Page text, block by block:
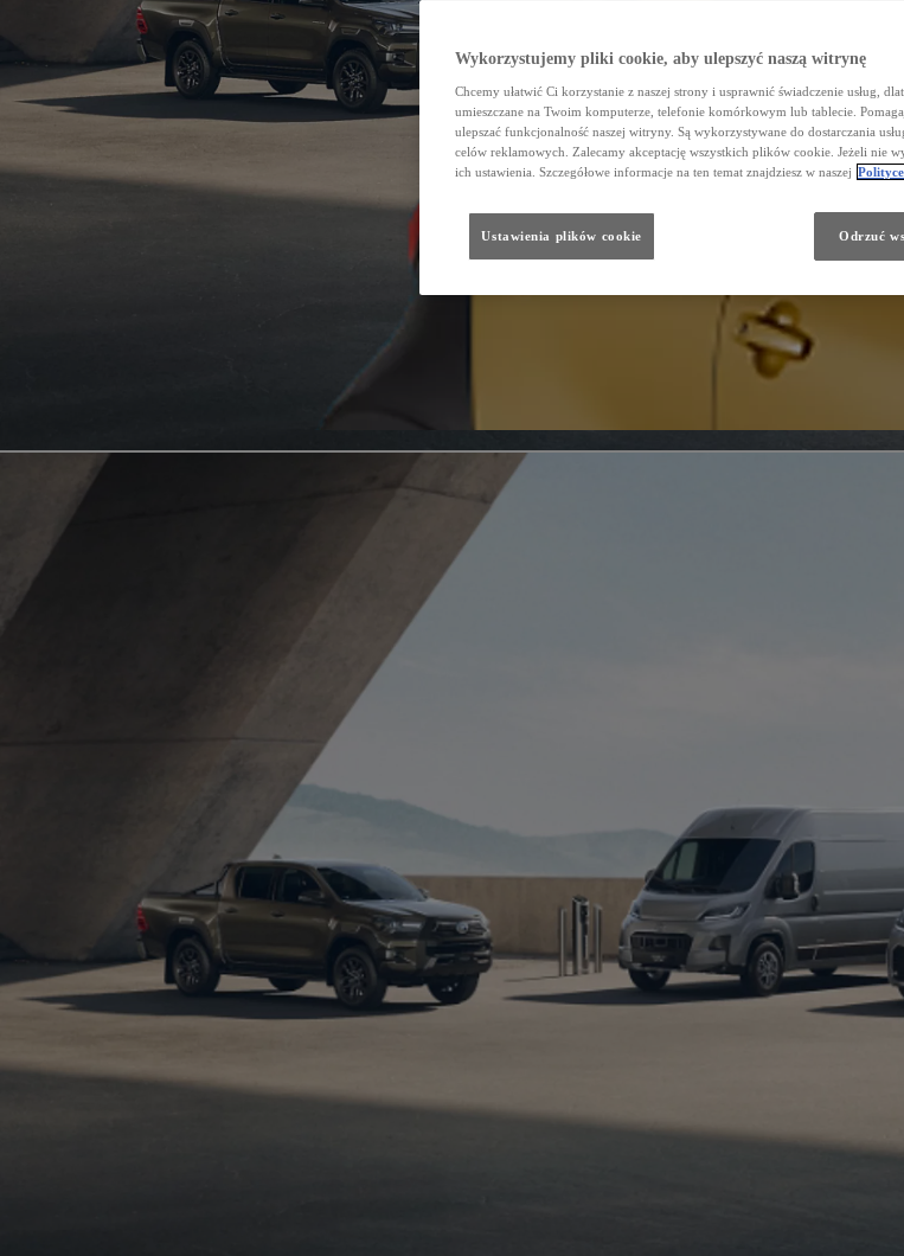
Wykorzystujemy pliki cookie, aby ulepszyć naszą witrynę
Chcemy ułatwić Ci korzystanie z naszej strony i usprawnić świadczenie usług,
umieszczane na Twoim komputerze, telefonie komórkowym lub tablecie.
ulepszać funkcjonalność naszej witryny. Są wykorzystywane do dostarczania
celów reklamowych. Zalecamy akceptację wszystkich plików cookie. Jeżeli nie
ich ustawienia. Szczegółowe informacje na ten temat znajdziesz w naszej
Odrzuć
Ustawienia plików cookie